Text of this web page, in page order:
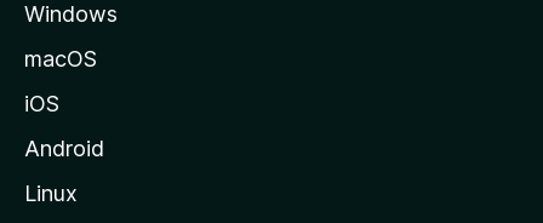
n
M
o
Windows
macOS
iOS
Android
Linux